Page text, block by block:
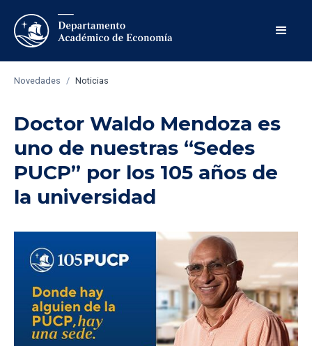
Novedades / Noticias
Doctor Waldo Mendoza es
uno de nuestras “Sedes
PUCP” por los 105 años de
la universidad